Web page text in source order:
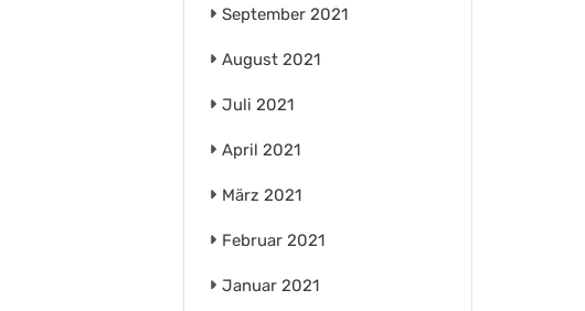
September 2021
August 2021
Juli 2021
April 2021
März 2021
Februar 2021
Januar 2021